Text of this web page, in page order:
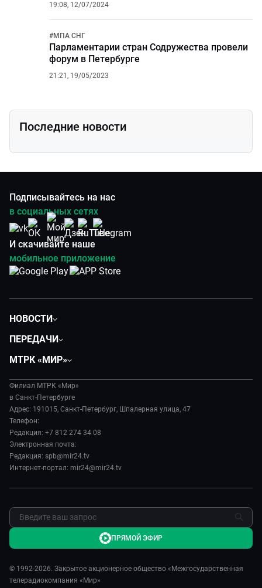
19:08, 12/07/2024
#МПА СНГ
Парламентарии стран Содружества провели
форум в Петербурге
21:21, 19/05/2023
Последние новости
Подписывайтесь на нас
в социальных сетях
И скачивайте наше
мобильное приложение
НОВОСТИ
Происшествия
Экономика
Культура
ПЕРЕДАЧИ
Игра в кино
Исторический детектив
Миллион за 5 минут
МИР. Мнение
Мировое соглашение
Пять причин поехать в...
МТРК «МИР»
История
Руководство
Новости компании
Пресса о нас
Карьера
Реклама
Обратная связь
Филиал МТРК «Мир»
в Санкт-Петербурге
Адрес: 191015, Санкт-Петербург, Шпалерная улица, 47
Телефон:
Редакция: +7 812 274 34 08
Электронная почта:
Редакция: spb@mir24.tv
Интернет-портал: mir24@mir24.tv
© 1992-2026. Закрытое акционерное общество «Межгосударственная
телерадиокомпания «Мир»
ПРЯМОЙ ЭФИР